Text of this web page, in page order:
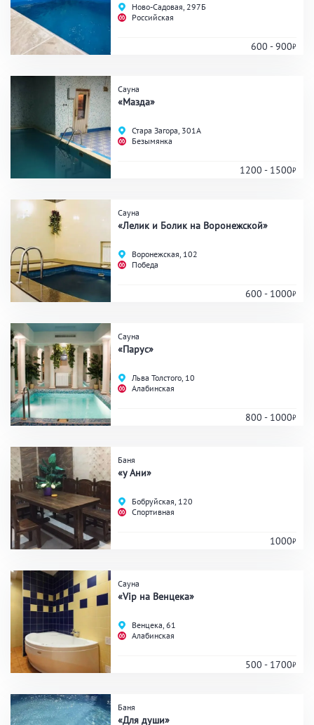
Ново-Садовая, 297Б
Российская
600 - 900
Сауна
«Мазда»
Стара Загора, 301А
Безымянка
1200 - 1500
Сауна
«Лелик и Болик на Воронежской»
Воронежская, 102
Победа
600 - 1000
Сауна
«Парус»
Льва Толстого, 10
Алабинская
800 - 1000
Баня
«у Ани»
Бобруйская, 120
Спортивная
1000
Сауна
«Vip на Венцека»
Венцека, 61
Алабинская
500 - 1700
Баня
«Для души»